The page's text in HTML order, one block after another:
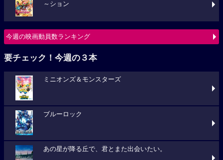
～ション
今週の映画動員数ランキング
要チェック！今週の３本
ミニオンズ＆モンスターズ
ブルーロック
あの星が降る丘で、君とまた出会いたい。